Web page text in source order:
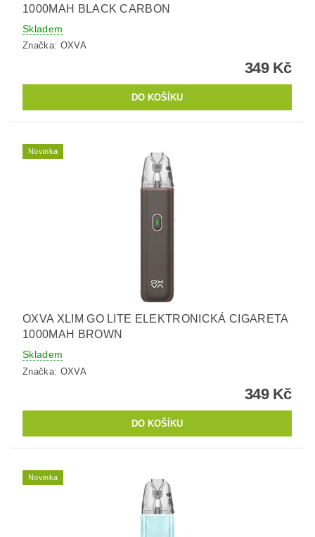
1000MAH BLACK CARBON
Skladem
Značka: OXVA
349 Kč
Novinka
OXVA XLIM GO LITE ELEKTRONICKÁ CIGARETA
1000MAH BROWN
Skladem
Značka: OXVA
349 Kč
Novinka